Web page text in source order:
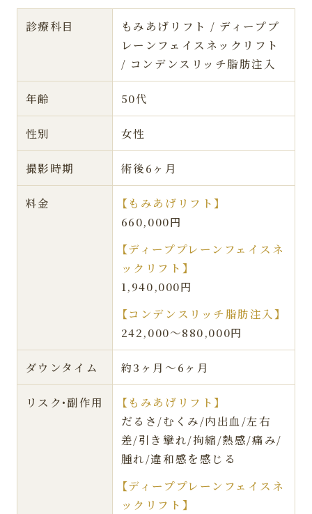
診療科目
もみあげリフト / ディーププ
レーンフェイスネックリフト
/ コンデンスリッチ脂肪注入
年齢 50代
性別 女性
撮影時期 術後6ヶ月
料金
【もみあげリフト】
660,000円
【ディーププレーンフェイスネ
ックリフト】
1,940,000円
【コンデンスリッチ脂肪注入】
242,000〜880,000円
ダウンタイム 約3ヶ月〜6ヶ月
リスク•副作用
【もみあげリフト】
だるさ/むくみ/内出血/左右
差/引き攣れ/拘縮/熱感/痛み/
腫れ/違和感を感じる
【ディーププレーンフェイスネ
ックリフト】